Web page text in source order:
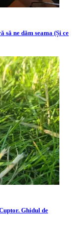
să ne dăm seama (Și ce
Ghidul de